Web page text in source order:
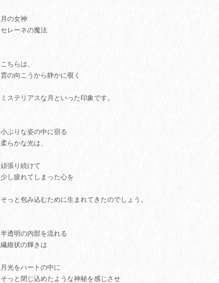
月の女神
セレーネの魔法
こちらは、
雲の向こうから静かに覗く
ミステリアスな月といった印象です。
小ぶりな姿の中に宿る
柔らかな光は、
頑張り続けて
少し疲れてしまった心を
そっと包み込むために生まれてきたのでしょう。
半透明の内部を流れる
繊維状の輝きは
月光をハートの中に
そっと閉じ込めたような神秘を感じさせ